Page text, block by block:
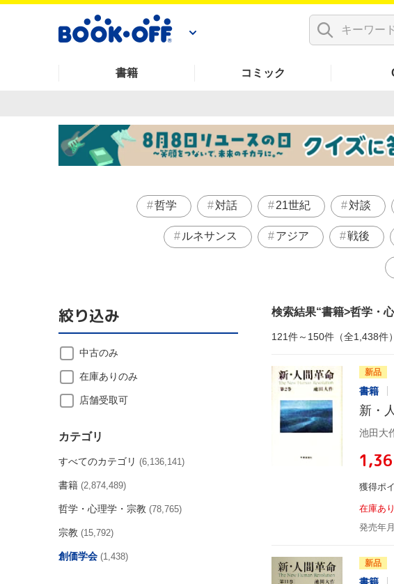
書籍 コミック
哲学 対話 21世紀 対談
ルネサンス アジア 戦後
検索結果 書籍>哲学・
121件～150件（全1,438件）
新品
書籍
新・
池田大
獲得ポ
在庫あり
発売年
新品
書籍
絞り込み
中古のみ
在庫ありのみ
店舗受取可
カテゴリ
すべてのカテゴリ (6,136,141)
書籍 (2,874,489)
哲学・心理学・宗教 (78,765)
宗教 (15,792)
創価学会 (1,438)